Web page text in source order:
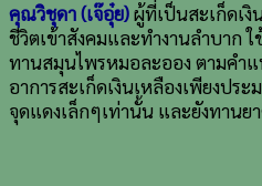
คุณวิชุดา (เจ๊อุ๋ย)ผู้ที่เป็นสะเก็ดเงิ
ชีวิตเข้าสังคมและทำงานลำบาก
ทานสมุนไพรหมอละออง ตามคำ
อาการสะเก็ดเงินเหลืองเพียงปร
จุดแดงเล็กๆเท่านั้น และยังทานย